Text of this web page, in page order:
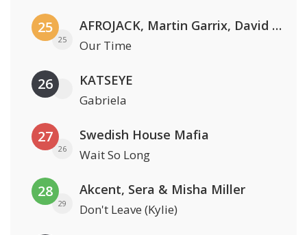
25
25
AFROJACK, Martin Garrix, David Guetta & Amél
Our Time
26 KATSEYE
Gabriela
27
26
Swedish House Mafia
Wait So Long
28
29
Akcent, Sera & Misha Miller
Don't Leave (Kylie)